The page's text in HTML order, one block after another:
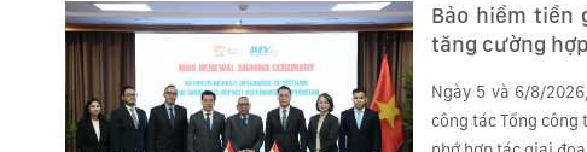
Bảo hiểm tiền
tăng cường
Ngày 5 và 6/8/
công tác Tổng